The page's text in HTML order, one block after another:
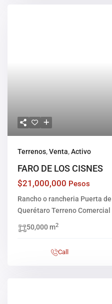
Terrenos,Venta,Activo
FARO DE LOS CISNES
$21,000,000 Pesos
Rancho o rancheria Puerta
Querétaro Terreno Comercial
50,000 m2
Call